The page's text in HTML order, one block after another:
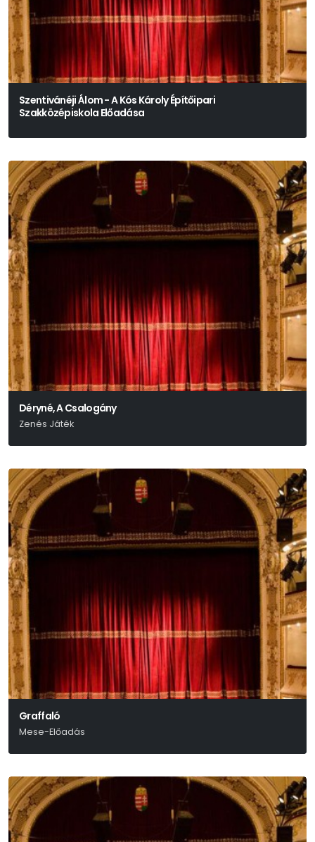
Szentivánéji Álom - A Kós Károly Építőipari
Szakközépiskola Előadása
Déryné, A Csalogány
Zenés Játék
Graffaló
Mese-Előadás